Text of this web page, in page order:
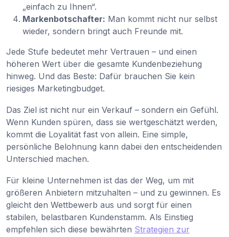
„einfach zu Ihnen“.
Markenbotschafter: Man kommt nicht nur selbst
wieder, sondern bringt auch Freunde mit.
Jede Stufe bedeutet mehr Vertrauen – und einen
höheren Wert über die gesamte Kundenbeziehung
hinweg. Und das Beste: Dafür brauchen Sie kein
riesiges Marketingbudget.
Das Ziel ist nicht nur ein Verkauf – sondern ein Gefühl.
Wenn Kunden spüren, dass sie wertgeschätzt werden,
kommt die Loyalität fast von allein. Eine simple,
persönliche Belohnung kann dabei den entscheidenden
Unterschied machen.
Für kleine Unternehmen ist das der Weg, um mit
größeren Anbietern mitzuhalten – und zu gewinnen. Es
gleicht den Wettbewerb aus und sorgt für einen
stabilen, belastbaren Kundenstamm. Als Einstieg
empfehlen sich diese bewährten Strategien zur